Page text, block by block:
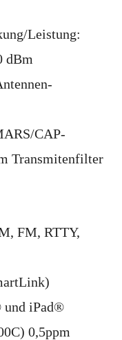
Leistung:
dBm
CAP-
Transmitenfilter
FM, RTTY,
und iPad®
0,5ppm